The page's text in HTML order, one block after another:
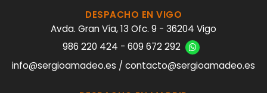
DESPACHO EN VIGO
Avda. Gran Vía, 13 Ofc. 9 - 36204 Vigo
986 220 424 - 609 672 292
info@sergioamadeo.es / contacto@sergioamadeo.es